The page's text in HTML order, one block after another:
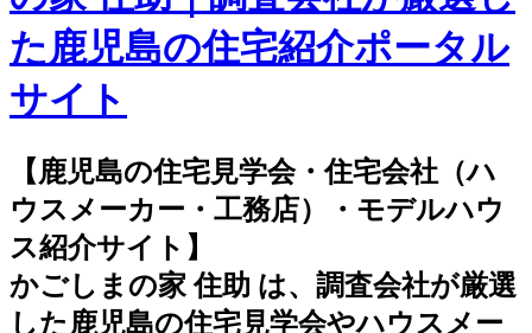
た鹿児島の住宅紹介ポータル
サイト
【鹿児島の住宅見学会・住宅会社（ハ
ウスメーカー・工務店）・モデルハウ
ス紹介サイト】
かごしまの家 住助 は、調査会社が厳選
した鹿児島の住宅見学会やハウスメー